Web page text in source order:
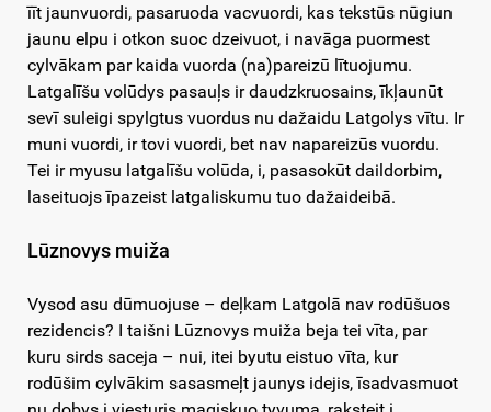
īīt jaunvuordi, pasaruoda vacvuordi, kas tekstūs nūgiun
jaunu elpu i otkon suoc dzeivuot, i navāga puormest
cylvākam par kaida vuorda (na)pareizū lītuojumu.
Latgalīšu volūdys pasauļs ir daudzkruosains, īkļaunūt
sevī suleigi spylgtus vuordus nu dažaidu Latgolys vītu. Ir
muni vuordi, ir tovi vuordi, bet nav napareizūs vuordu.
Tei ir myusu latgalīšu volūda, i, pasasokūt daildorbim,
laseituojs īpazeist latgaliskumu tuo dažaideibā.
Lūznovys muiža
Vysod asu dūmuojuse – deļkam Latgolā nav rodūšuos
rezidencis? I taišni Lūznovys muiža beja tei vīta, par
kuru sirds saceja – nui, itei byutu eistuo vīta, kur
rodūšim cylvākim sasasmeļt jaunys idejis, īsadvasmuot